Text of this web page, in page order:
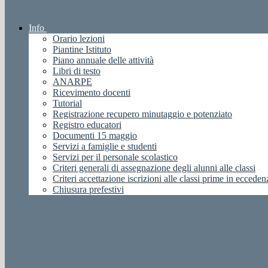
Info
Orario lezioni
Piantine Istituto
Piano annuale delle attività
Libri di testo
ANARPE
Ricevimento docenti
Tutorial
Registrazione recupero minutaggio e potenziato
Registro educatori
Documenti 15 maggio
Servizi a famiglie e studenti
Servizi per il personale scolastico
Criteri generali di assegnazione degli alunni alle classi
Criteri accettazione iscrizioni alle classi prime in
Chiusura prefestivi